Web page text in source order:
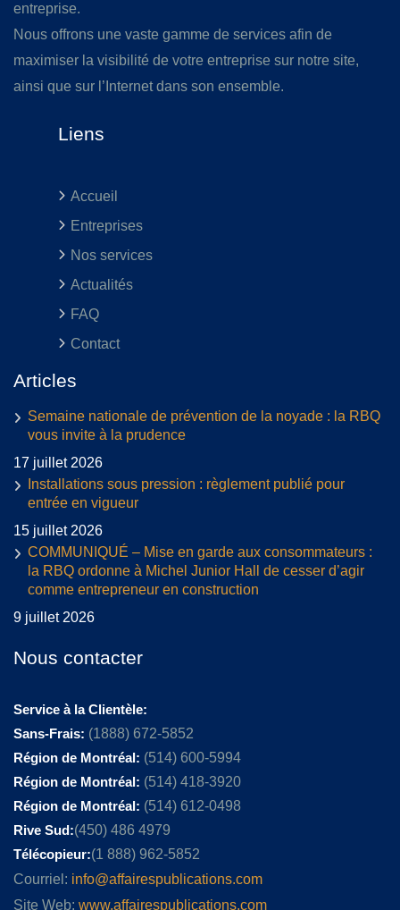
entreprise.
Nous offrons une vaste gamme de services afin de
maximiser la visibilité de votre entreprise sur notre site,
ainsi que sur l’Internet dans son ensemble.
Liens
Accueil
Entreprises
Nos services
Actualités
FAQ
Contact
Articles
Semaine nationale de prévention de la noyade : la RBQ
vous invite à la prudence
17 juillet 2026
Installations sous pression : règlement publié pour
entrée en vigueur
15 juillet 2026
COMMUNIQUÉ – Mise en garde aux consommateurs :
la RBQ ordonne à Michel Junior Hall de cesser d’agir
comme entrepreneur en construction
9 juillet 2026
Nous contacter
Service à la Clientèle:
Sans-Frais: (1888) 672-5852
Région de Montréal: (514) 600-5994
Région de Montréal: (514) 418-3920
Région de Montréal: (514) 612-0498
Rive Sud:(450) 486 4979
Télécopieur:(1 888) 962-5852
Courriel: info@affairespublications.com
Site Web: www.affairespublications.com